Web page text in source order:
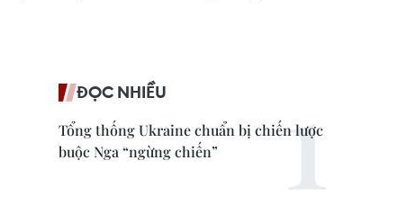
ĐỌC NHIỀU
Tổng thống Ukraine chuẩn bị chiến lược
buộc Nga “ngừng chiến”